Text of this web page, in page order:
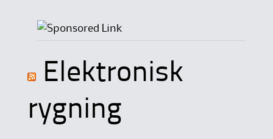
Elektronisk
rygning